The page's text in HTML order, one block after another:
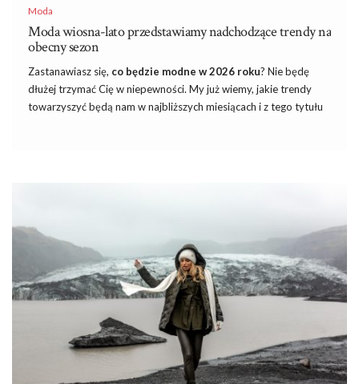
Moda
Moda wiosna-lato przedstawiamy nadchodzące trendy na
obecny sezon
Zastanawiasz się, co będzie modne w 2026 roku? Nie będę
dłużej trzymać Cię w niepewności. My już wiemy, jakie trendy
towarzyszyć będą nam w najbliższych miesiącach i z tego tytułu
Najmodniejsze kolory na wiosnę – co
będze mdne w 2026 roku?
Chyba każda kobieta bardziej lub mniej przywiązana jest do
konkretnych odcieni. Jedne stawiają na total look w kolorze
czarnym, inne wybierają beże, brązy i pomarańcze, a jeszcze inne